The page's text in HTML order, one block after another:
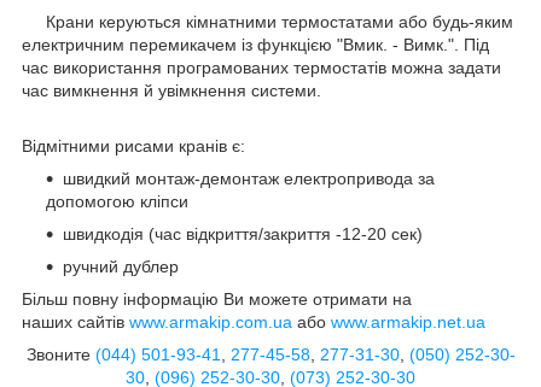
Крани керуються кімнатними термостатами або будь-яким
електричним перемикачем із функцією "Вмик. - Вимк.". Під
час використання програмованих термостатів можна задати
час вимкнення й увімкнення системи.
Відмітними рисами кранів є:
швидкий монтаж-демонтаж електропривода за
допомогою кліпси
швидкодія (час відкриття/закриття -12-20 сек)
ручний дублер
Більш повну інформацію Ви можете отримати на
наших сайтів www.armakip.com.ua або www.armakip.net.ua
Звоните (044) 501-93-41 277-45-58, 277-31-30, (050) 252-30-
30 (096) 252-30-30 (073) 252-30-30